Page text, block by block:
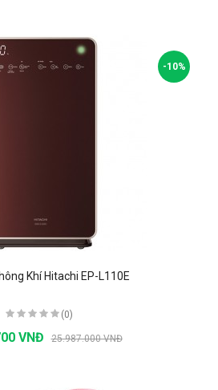
-10%
Khí Hitachi EP-L110E
(0)
VNĐ 25.987.000 VNĐ